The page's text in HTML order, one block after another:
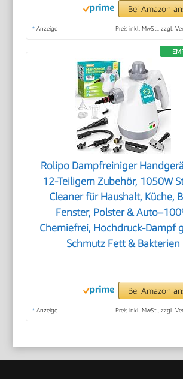
Bei Amazon
* Anzeige Preis inkl. MwSt., zzgl.
Rolipo Dampfreiniger
12-Teiligem Zubehör, 1050W
Cleaner für Haushalt, Küche,
Fenster, Polster &
Chemiefrei, Hochdruck-Dampf
Schmutz Fett & Bakterien
Bei Amazon
* Anzeige Preis inkl. MwSt., zzgl.